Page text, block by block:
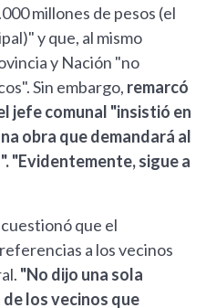
millones de pesos (el
y que, al mismo
y Nación "no
Sin embargo, remarcó
jefe comunal "insistió en
obra que demandará al
"Evidentemente, sigue a
que el
a los vecinos
"No dijo una sola
los vecinos que